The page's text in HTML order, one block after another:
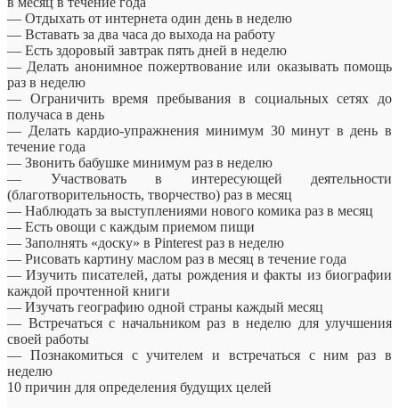
— Отдыхать от интернета один день в неделю
— Вставать за два часа до выхода на работу
— Есть здоровый завтрак пять дней в неделю
— Делать анонимное пожертвование или оказывать помощь
раз в неделю
— Ограничить время пребывания в социальных сетях до
получаса в день
— Делать кардио-упражнения минимум 30 минут в день в
течение года
— Звонить бабушке минимум раз в неделю
— Участвовать в интересующей деятельности
(благотворительность, творчество) раз в месяц
— Наблюдать за выступлениями нового комика раз в месяц
— Есть овощи с каждым приемом пищи
— Заполнять «доску» в Pinterest раз в неделю
— Рисовать картину маслом раз в месяц в течение года
— Изучить писателей, даты рождения и факты из биографии
каждой прочтенной книги
— Изучать географию одной страны каждый месяц
— Встречаться с начальником раз в неделю для улучшения
своей работы
— Познакомиться с учителем и встречаться с ним раз в
неделю
10 причин для определения будущих целей